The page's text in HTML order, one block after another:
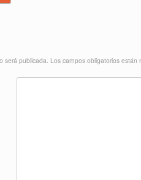
será publicada. Los campos obligatorios están